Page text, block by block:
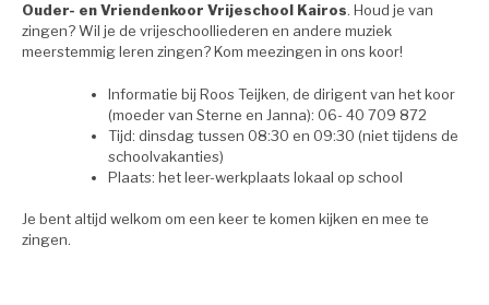
Ouder- en Vriendenkoor Vrijeschool Kairos. Houd je van
zingen? Wil je de vrijeschoolliederen en andere muziek
meerstemmig leren zingen? Kom meezingen in ons koor!
Informatie bij Roos Teijken, de dirigent van het koor
(moeder van Sterne en Janna): 06- 40 709 872
Tijd: dinsdag tussen 08:30 en 09:30 (niet tijdens de
schoolvakanties)
Plaats: het leer-werkplaats lokaal op school
Je bent altijd welkom om een keer te komen kijken en mee te
zingen.